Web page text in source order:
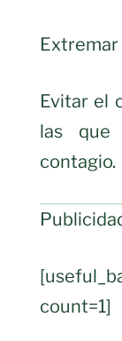
Extremar
Evitar el
las que
contagio.
count=1]